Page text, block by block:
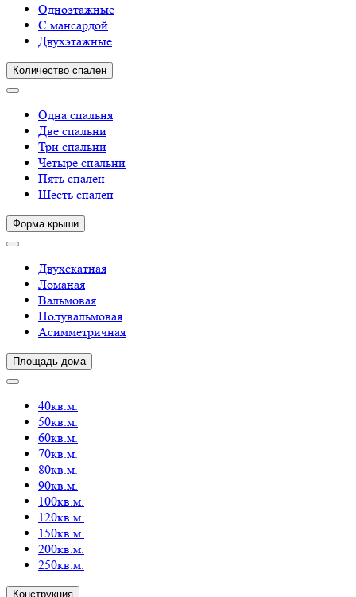
Одноэтажные
С мансардой
Двухэтажные
Количество спален
Одна спальня
Две спальни
Три спальни
Четыре спальни
Пять спален
Шесть спален
Форма крыши
Двухскатная
Ломаная
Вальмовая
Полувальмовая
Асимметричная
Площадь дома
40кв.м.
50кв.м.
60кв.м.
70кв.м.
80кв.м.
90кв.м.
100кв.м.
120кв.м.
150кв.м.
200кв.м.
250кв.м.
Конструкция